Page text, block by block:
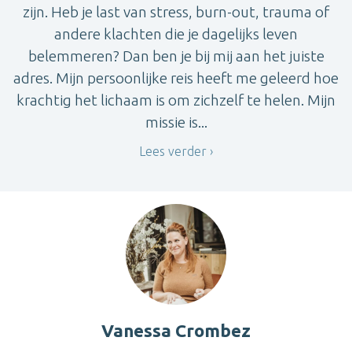
zijn. Heb je last van stress, burn-out, trauma of
andere klachten die je dagelijks leven
belemmeren? Dan ben je bij mij aan het juiste
adres. Mijn persoonlijke reis heeft me geleerd hoe
krachtig het lichaam is om zichzelf te helen. Mijn
missie is...
Lees verder
Vanessa Crombez